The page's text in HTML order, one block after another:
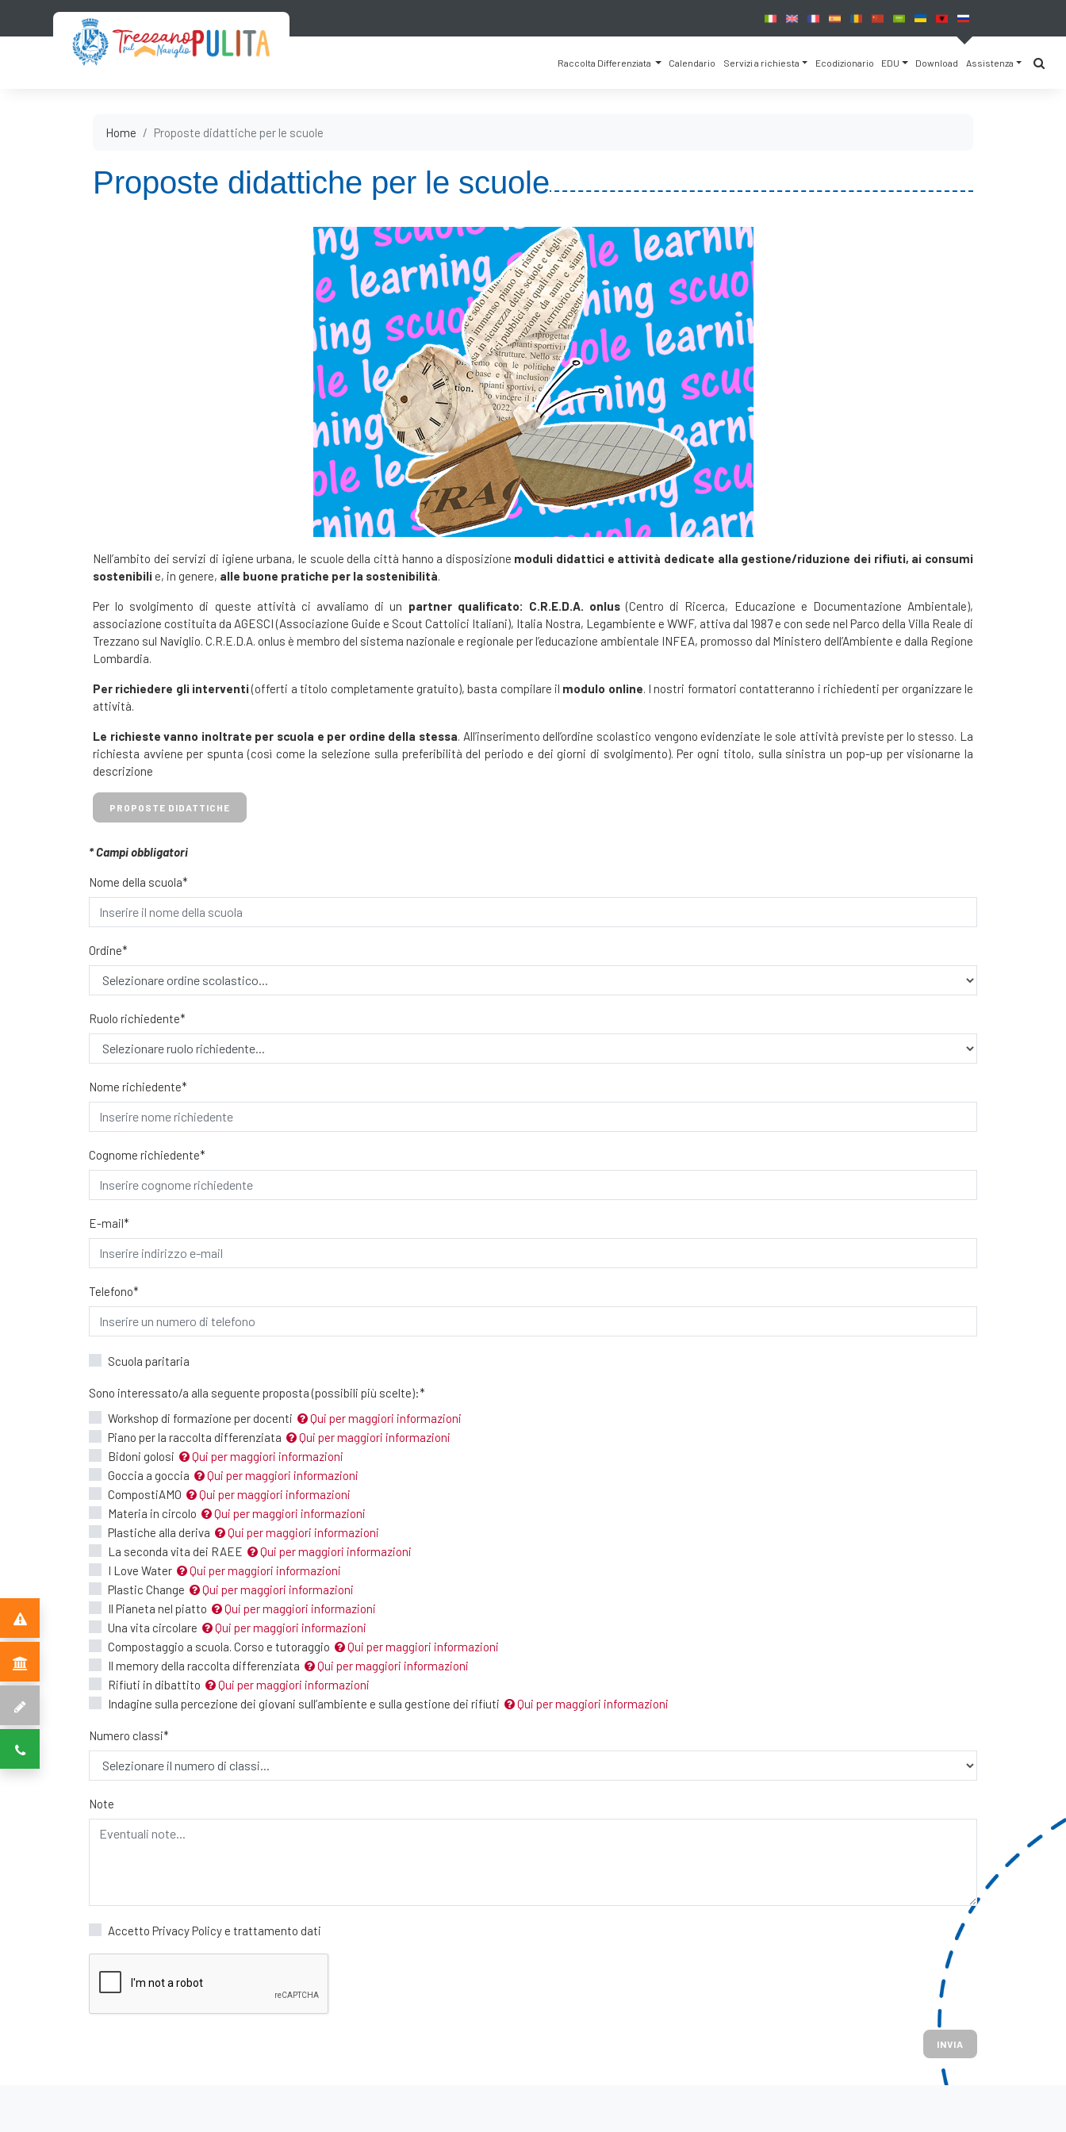
Raccolta Differenziata Calendario Servizi a richiesta Ecodizionario EDU Download Assistenza
Home Proposte didattiche per le scuole
Proposte didattiche per le scuole
Nell’ambito dei servizi di igiene urbana, le scuole della città hanno a disposizione moduli didattici e attività dedicate alla gestione/riduzione dei rifiuti, ai consumi
sostenibilie, in genere, alle buone pratiche per la sostenibilità.
Per lo svolgimento di queste attività ci avvaliamo di un partner qualificato: C.R.E.D.A. onlus(Centro di Ricerca, Educazione e Documentazione Ambientale),
associazione costituita da AGESCI (Associazione Guide e Scout Cattolici Italiani), Italia Nostra, Legambiente e WWF, attiva dal 1987 e con sede nel Parco della Villa Reale di
Trezzano sul Naviglio. C.R.E.D.A. onlus è membro del sistema nazionale e regionale per l’educazione ambientale INFEA, promosso dal Ministero dell’Ambiente e dalla Regione
Lombardia.
Per richiedere gli interventi(offerti a titolo completamente gratuito), basta compilare il modulo online. I nostri formatori contatteranno i richiedenti per organizzare le
attività.
Le richieste vanno inoltrate per scuola e per ordine della stessa. All’inserimento dell’ordine scolastico vengono evidenziate le sole attività previste per lo stesso. La
richiesta avviene per spunta (così come la selezione sulla preferibilità del periodo e dei giorni di svolgimento). Per ogni titolo, sulla sinistra un pop-up per visionarne la
descrizione
PROPOSTE DIDATTICHE
* Campi obbligatori
Nome della scuola*
Ordine*
Ruolo richiedente*
Nome richiedente*
Cognome richiedente*
E-mail*
Telefono*
Scuola paritaria
Sono interessato/a alla seguente proposta (possibili più scelte):*
Workshop di formazione per docenti
Qui per maggiori informazioni
Piano per la raccolta differenziata
Qui per maggiori informazioni
Bidoni golosi
Qui per maggiori informazioni
Goccia a goccia
Qui per maggiori informazioni
CompostiAMO
Qui per maggiori informazioni
Materia in circolo
Qui per maggiori informazioni
Plastiche alla deriva
Qui per maggiori informazioni
La seconda vita dei RAEE
Qui per maggiori informazioni
I Love Water
Qui per maggiori informazioni
Plastic Change
Qui per maggiori informazioni
Il Pianeta nel piatto
Qui per maggiori informazioni
Una vita circolare
Qui per maggiori informazioni
Compostaggio a scuola. Corso e tutoraggio
Qui per maggiori informazioni
Il memory della raccolta differenziata
Qui per maggiori informazioni
Rifiuti in dibattito
Qui per maggiori informazioni
Indagine sulla percezione dei giovani sull’ambiente e sulla gestione dei rifiuti
Qui per maggiori informazioni
Numero classi*
Note
Accetto Privacy Policy e trattamento dati
INVIA